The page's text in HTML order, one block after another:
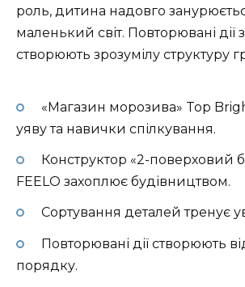
роль, дитина надовго
маленький світ. Повторювані дії
створюють зрозумілу структуру
«Магазин морозива» Top
уяву та навички спілкування.
Конструктор «2-поверховий
FEELO захоплює будівництвом.
Сортування деталей тренує
Повторювані дії створюють
порядку.